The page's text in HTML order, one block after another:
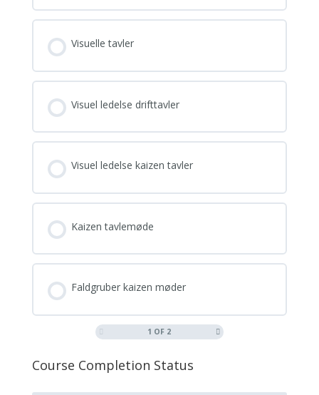
Visuelle tavler
Visuel ledelse drifttavler
Visuel ledelse kaizen tavler
Kaizen tavlemøde
Faldgruber kaizen møder
1 OF 2
Course Completion Status